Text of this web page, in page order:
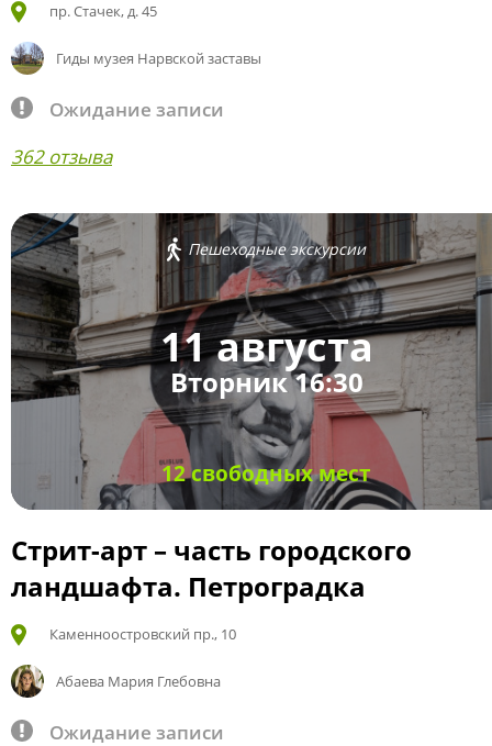
пр. Стачек, д. 45
Гиды музея Нарвской заставы
Ожидание записи
362 отзыва
Пешеходные экскурсии
11 августа
Вторник 16:30
12 свободных мест
Стрит-арт – часть городского
ландшафта. Петроградка
Каменноостровский пр., 10
Абаева Мария Глебовна
Ожидание записи